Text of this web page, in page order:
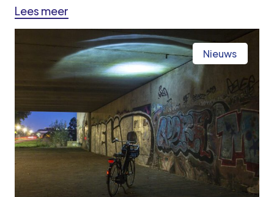
Lees meer
Nieuws